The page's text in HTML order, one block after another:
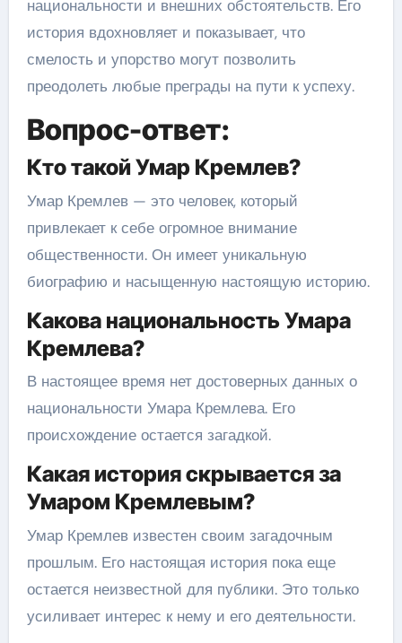
национальности и внешних обстоятельств. Его
история вдохновляет и показывает, что
смелость и упорство могут позволить
преодолеть любые преграды на пути к успеху.
Вопрос-ответ:
Кто такой Умар Кремлев?
Умар Кремлев — это человек, который
привлекает к себе огромное внимание
общественности. Он имеет уникальную
биографию и насыщенную настоящую историю.
Какова национальность Умара
Кремлева?
В настоящее время нет достоверных данных о
национальности Умара Кремлева. Его
происхождение остается загадкой.
Какая история скрывается за
Умаром Кремлевым?
Умар Кремлев известен своим загадочным
прошлым. Его настоящая история пока еще
остается неизвестной для публики. Это только
усиливает интерес к нему и его деятельности.